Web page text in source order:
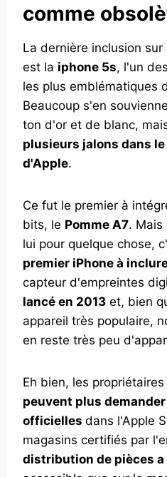
comme
La dernière inclusion
est la iphone 5s, l'un
les plus emblématiques
Beaucoup s'en
ton d'or et de blanc,
plusieurs jalons dans
d'Apple.
Ce fut le premier à
bits, le Pomme A7. Mais
lui pour quelque chose,
premier iPhone à
capteur d'empreintes
lancé en 2013 et, bien
appareil très populaire,
en reste très peu
Eh bien, les
peuvent plus
officielles dans l'Apple
magasins certifiés par
distribution de pièces a